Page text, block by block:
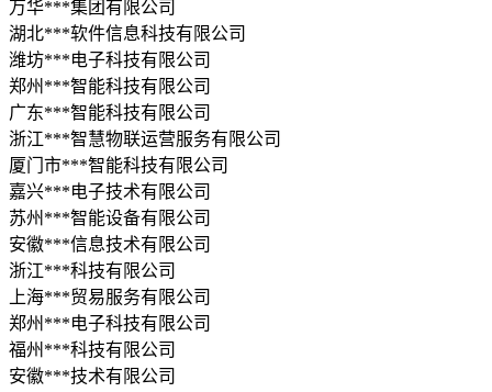
万华***集团有限公司
湖北***软件信息科技有限公司
潍坊***电子科技有限公司
郑州***智能科技有限公司
广东***智能科技有限公司
浙江***智慧物联运营服务有限公司
厦门市***智能科技有限公司
嘉兴***电子技术有限公司
苏州***智能设备有限公司
安徽***信息技术有限公司
浙江***科技有限公司
上海***贸易服务有限公司
郑州***电子科技有限公司
福州***科技有限公司
安徽***技术有限公司